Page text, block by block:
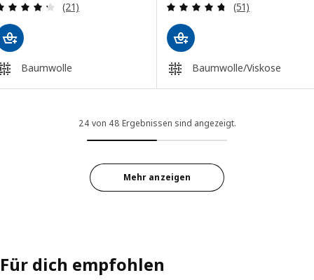
Überprüfung: 4.3 aus 5 sterne. Bewertungen
(21)
Baumwolle
Überprüfung:
(51)
Baumwolle/Viskose
24 von 48 Ergebnissen sind angezeigt.
Mehr anzeigen
Für dich empfohlen